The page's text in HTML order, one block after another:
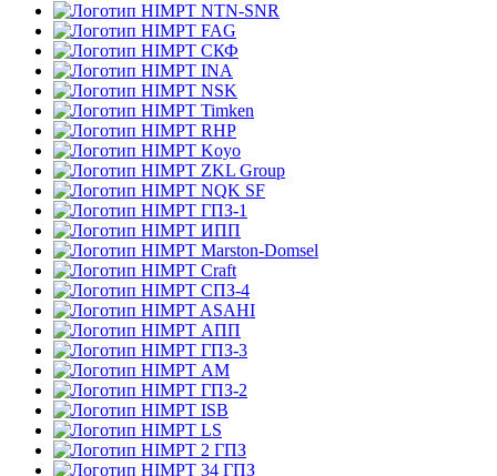
NTN-SNR
FAG
СКФ
INA
NSK
Timken
RHP
Koyo
ZKL Group
NQK SF
ГПЗ-1
ИПП
Marston-Domsel
Craft
СПЗ-4
ASAHI
АПП
ГПЗ-3
АМ
ГПЗ-2
ISB
LS
2 ГПЗ
34 ГПЗ